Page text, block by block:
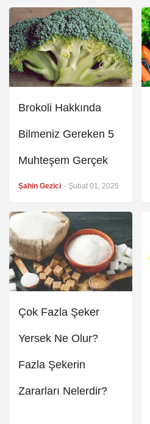
Brokoli Hakkında
Bilmeniz Gereken 5
Muhteşem Gerçek
Şahin Gezici - Şubat 01, 2025
Çok Fazla Şeker
Yersek Ne Olur?
Fazla Şekerin
Zararları Nelerdir?